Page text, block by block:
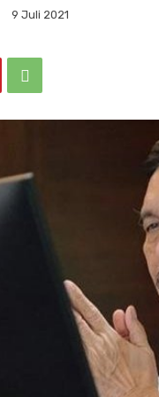
9 Juli 2021